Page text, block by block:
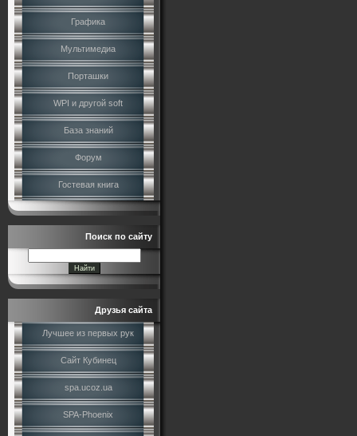
Графика
Мультимедиа
Порташки
WPI и другой soft
База знаний
Форум
Гостевая книга
Поиск по сайту
Друзья сайта
Лучшее из первых рук
Сайт Кубинец
spa.ucoz.ua
SPA-Phoenix